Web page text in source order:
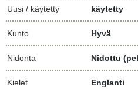
Uusi / käytetty käytetty
Kunto Hyvä
Nidonta Nidottu
Kielet Englanti